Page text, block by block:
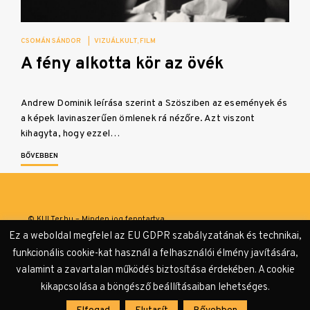
CSOMÁN SÁNDOR VIZUÁLKULT FILM
A fény alkotta kör az övék
Andrew Dominik leírása szerint a Szösziben az események és
a képek lavinaszerűen ömlenek rá nézőre. Azt viszont
kihagyta, hogy ezzel…
BŐVEBBEN
© KULTer.hu – Minden jog fenntartva
Adatvédelmi tájékoztató
Ez a weboldal megfelel az EU GDPR szabályzatának és technikai,
funkcionális cookie-kat használ a felhasználói élmény javítására,
valamint a zavartalan működés biztosítása érdekében. A cookie
kikapcsolása a böngésző beállításaiban lehetséges.